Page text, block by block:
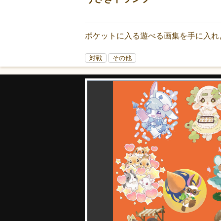
ポケットに入る遊べる画集を手に入れ
対戦 その他